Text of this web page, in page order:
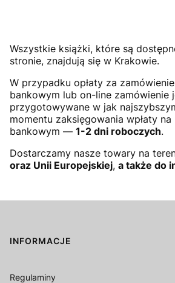
Wszystkie książki, które są
stronie, znajdują się w Krakowie.
W przypadku opłaty za
bankowym lub on-line zamówienie
przygotowywane w jak
momentu zaksięgowania wpłaty
bankowym — 1-2 dni roboczych.
Dostarczamy nasze towary na
oraz Unii Europejskiej, a także do
Linki w stopce
INFORMACJE
Regulaminy